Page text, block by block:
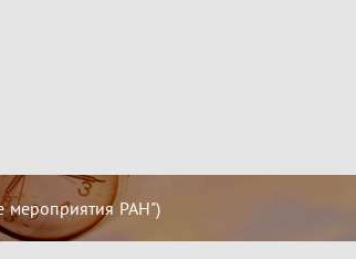
мероприятия РАН")